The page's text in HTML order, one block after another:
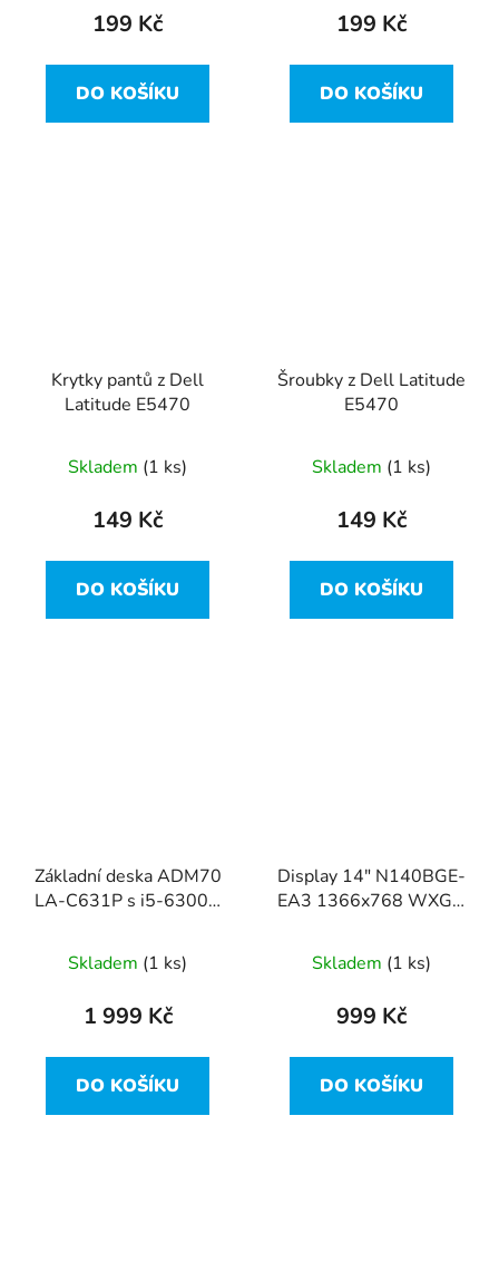
199 Kč
DO KOŠÍKU
199 Kč
DO KOŠÍKU
Krytky pantů z Dell
Latitude E5470
Skladem (1 ks)
149 Kč
DO KOŠÍKU
Šroubky z Dell Latitude
E5470
Skladem (1 ks)
149 Kč
DO KOŠÍKU
Základní deska ADM70
LA-C631P s i5-6300U
Skladem (1 ks)
1 999 Kč
DO KOŠÍKU
Display 14" N140BGE-
EA3 1366x768 WXGA
Latitude E5470
Skladem (1 ks)
999 Kč
DO KOŠÍKU